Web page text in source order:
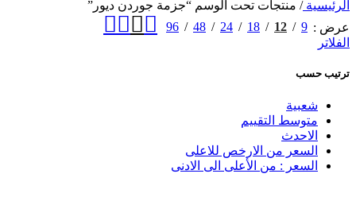
الرئيسية/ منتجات تحت الوسم “جزمة جوردن ديور”
عرض
9
12
18
24
48
96
الفلاتر
ترتيب حسب
شعبية
متوسط التقييم
الاحدث
السعر من الارخص للاعلى
السعر : من الأعلى الى الادنى